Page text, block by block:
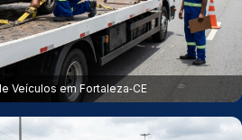
Veículos em Fortaleza‑CE